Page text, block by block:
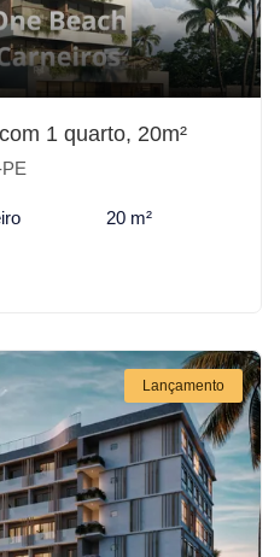
1 quarto, 20m²
20 m²
Lançamento